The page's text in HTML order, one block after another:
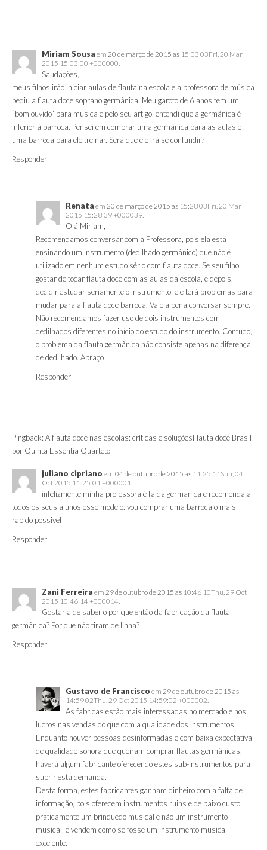
Miriam Sousa em 20 de março de 2015 as 15:03 03Fri, 20 Mar
2015 15:03:00 +000000.
Saudações,
meus filhos irão iniciar aulas de flauta na escola e a professora de música
pediu a flauta doce soprano germânica. Meu garoto de 6 anos tem um
“bom ouvido” para música e pelo seu artigo, entendi que a germânica é
inferior à barroca. Pensei em comprar uma germânica para as aulas e
uma barroca para ele treinar. Será que ele irá se confundir?
Responder
Renata em 20 de março de 2015 as 15:28 03Fri, 20 Mar
2015 15:28:39 +000039.
Olá Miriam,
Recomendamos conversar com a Professora, pois ela está
ensinando um instrumento (dedilhado germânico) que não é
utilizado em nenhum estudo sério com flauta doce. Se seu filho
gostar de tocar flauta doce com as aulas da escola, e depois,
decidir estudar seriamente o instrumento, ele terá problemas para
mudar para a flauta doce barroca. Vale a pena conversar sempre.
Não recomendamos fazer uso de dois instrumentos com
dedilhados diferentes no início do estudo do instrumento. Contudo,
o problema da flauta germânica não consiste apenas na diferença
de dedilhado. Abraço
Responder
Pingback: A flauta doce nas escolas: críticas e soluçõesFlauta doce Brasil
por Quinta Essentia Quarteto
juliano cipriano em 04 de outubro de 2015 as 11:25 11Sun, 04
Oct 2015 11:25:01 +000001.
infelizmente minha professora é fa da germanica e recomenda a
todos os seus alunos esse modelo. vou comprar uma barroca o mais
rapido possivel
Responder
Zani Ferreira em 29 de outubro de 2015 as 10:46 10Thu, 29 Oct
2015 10:46:14 +000014.
Gostaria de saber o por que então da fabricação da flauta
germânica? Por que não tiram de linha?
Responder
Gustavo de Francisco em 29 de outubro de 2015 as
14:59 02Thu, 29 Oct 2015 14:59:02 +000002.
As fabricas estão mais interessadas no mercado e nos
lucros nas vendas do que com a qualidade dos instrumentos.
Enquanto houver pessoas desinformadas e com baixa expectativa
de qualidade sonora que queiram comprar flautas germânicas,
haverá algum fabricante oferecendo estes sub-instrumentos para
suprir esta demanda.
Desta forma, estes fabricantes ganham dinheiro com a falta de
informação, pois oferecem instrumentos ruins e de baixo custo,
praticamente um brinquedo musical e não um instrumento
musical, e vendem como se fosse um instrumento musical
excelente.